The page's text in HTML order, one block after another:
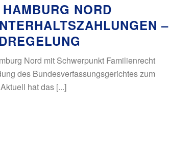
NORD
–
Nord mit Schwerpunkt Familienrecht
des Bundesverfassungsgerichtes zum
hat das [...]